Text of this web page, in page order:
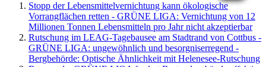
Stopp der Lebensmittelvernichtung kann ökologische
Vorrangflächen retten - GRÜNE LIGA: Vernichtung von 12
Millionen Tonnen Lebensmitteln pro Jahr nicht akzeptierbar
Rutschung im LEAG-Tagebausee am Stadtrand von Cottbus -
GRÜNE LIGA: ungewöhnlich und besorgniserregend -
Bergbehörde: Optische Ähnlichkeit mit Helenesee-Rutschung